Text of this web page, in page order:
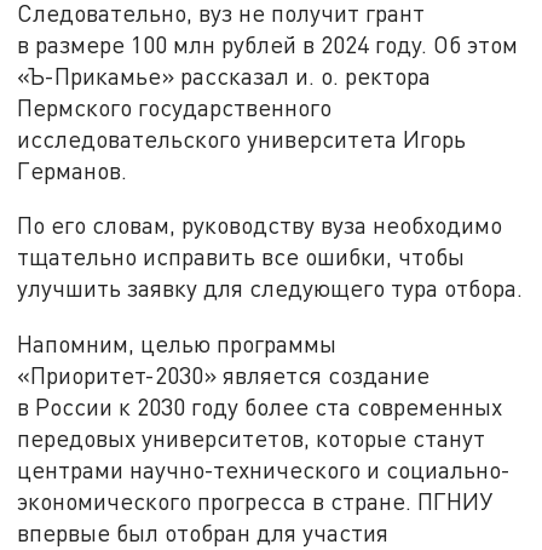
Следовательно, вуз не получит грант
в размере 100 млн рублей в 2024 году. Об этом
«Ъ-Прикамье» рассказал и. о. ректора
Пермского государственного
исследовательского университета Игорь
Германов.
По его словам, руководству вуза необходимо
тщательно исправить все ошибки, чтобы
улучшить заявку для следующего тура отбора.
Напомним, целью программы
«Приоритет-2030» является создание
в России к 2030 году более ста современных
передовых университетов, которые станут
центрами научно-технического и социально-
экономического прогресса в стране. ПГНИУ
впервые был отобран для участия